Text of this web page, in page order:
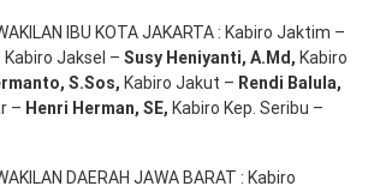
IBU KOTA JAKARTA : Kabiro Jaktim –
Kabiro Jaksel – Susy Heniyanti, A.Md , Kabiro
S.Sos, Kabiro Jakut – Rendi Balula,
– Henri Herman, SE, Kabiro Kep. Seribu –
DAERAH JAWA BARAT : Kabiro